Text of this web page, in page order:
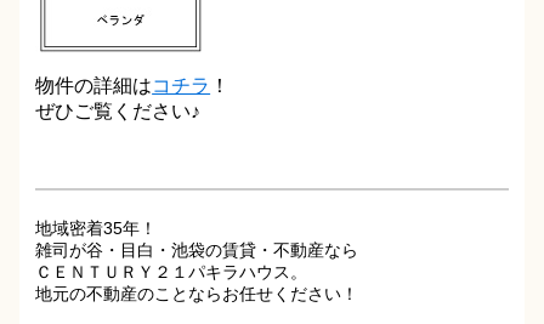
物件の詳細はコチラ ！
ぜひご覧ください♪
地域密着35年！
雑司が谷・目白・池袋の賃貸・不動産なら
ＣＥＮＴＵＲＹ２１パキラハウス。
地元の不動産のことならお任せください！